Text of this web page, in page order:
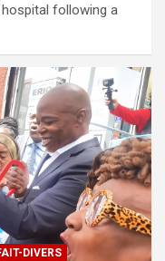
following a
DIVERS